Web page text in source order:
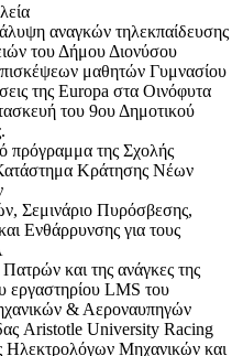
αναγκών τηλεκπαίδευσης
του Δήμου Διονύσου
μαθητών Γυμνασίου
της Europa στα Οινόφυτα
του 9ου Δημοτικού
πρόγραμμα της Σχολής
Κράτησης Νέων
Σεμινάριο Πυρόσβεσης,
Ενθάρρυνσης για τους
και της ανάγκες της
εργαστηρίου LMS του
& Αεροναυπηγών
Aristotle University Racing
Ηλεκτρολόγων Μηχανικών και